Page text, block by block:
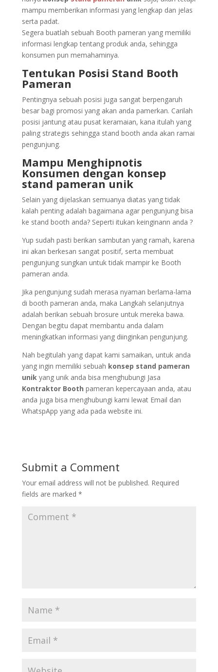
mampu memberikan informasi yang lengkap dan jelas
serta padat.
Segera buatlah sebuah Booth pameran yang memiliki
informasi lengkap tentang produk anda, sehingga
konsumen pun memahaminya.
Tentukan Posisi Stand Booth
Pameran
Pentingnya sebuah posisi juga sangat berpengaruh
besar bagi promosi yang akan anda pamerkan. Carilah
posisi jantung atau pusat keramaian, kana itulah yang
paling strategis sehingga stand booth anda akan ramai
pengunjung.
Mampu Menghipnotis
Konsumen dengan konsep
stand pameran unik
Selain yang dijelaskan semuanya diatas yang tidak
kalah penting adalah bagaimana agar pengunjung bisa
ke stand booth anda? Seperti itukan keinginann anda ?
Yup sudah pasti berikan sambutan yang ramah, karena
ini akan berkesan sangat positif, serta membuat
pengunjung sungkan untuk tidak mampir ke Booth
pameran anda.
Jika pengunjung sudah merasa nyaman berlama-lama
di booth pameran anda, maka Langkah selanjutnya
adalah berikan sebuah brosure untuk mereka bawa.
Dengan begitu dapat membantu anda dalam
meningkatkan informasi yang diinginkan pengunjung.
Nah begitulah yang dapat kami samaikan, untuk anda
yang ingin memiliki sebuah konsep stand pameran
unik yang unik anda bisa menghubungi Jasa
Kontraktor Booth pameran kepercayaan anda, atau
anda juga bisa menghubungi kami lewat Email dan
WhatspApp yang ada pada website ini.
Submit a Comment
Your email address will not be published. Required
fields are marked *